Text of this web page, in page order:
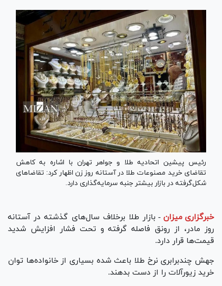
رئیس پیشین اتحادیه طلا و جواهر تهران با اشاره به کاهش
تقاضای خرید مصنوعات طلا در آستانه روز زن اظهار کرد: تقاضا‌های
شکل‌گرفته در بازار بیشتر جنبه سرمایه‌گذاری دارد.
خبرگزاری میزان - بازار طلا برخلاف سال‌های گذشته در آستانه
روز مادر، از رونق فاصله گرفته و تحت فشار افزایش شدید
قیمت‌ها قرار دارد.
جهش چندبرابری نرخ طلا باعث شده بسیاری از خانواده‌ها توان
خرید زیورآلات را از دست بدهند.